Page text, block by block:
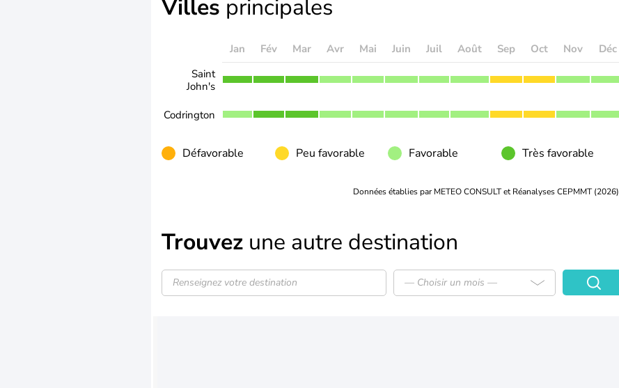
Villes principales
Jan Fév Mar Avr Mai Juin Juil Août Sep Oct Nov
Déc
Saint
John's
Codrington
Défavorable Peu favorable Favorable Très favorable
Données établies par METEO CONSULT et Réanalyses CEPMMT (2026)
Trouvez une autre destination
— Choisir un mois —